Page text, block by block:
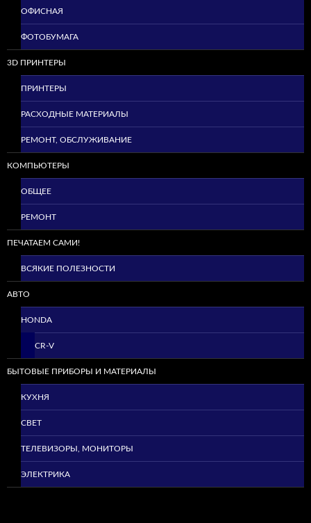
ОФИСНАЯ
ФОТОБУМАГА
3D ПРИНТЕРЫ
ПРИНТЕРЫ
РАСХОДНЫЕ МАТЕРИАЛЫ
РЕМОНТ, ОБСЛУЖИВАНИЕ
КОМПЬЮТЕРЫ
ОБЩЕЕ
РЕМОНТ
ПЕЧАТАЕМ САМИ!
ВСЯКИЕ ПОЛЕЗНОСТИ
АВТО
HONDA
CR-V
БЫТОВЫЕ ПРИБОРЫ И МАТЕРИАЛЫ
КУХНЯ
СВЕТ
ТЕЛЕВИЗОРЫ, МОНИТОРЫ
ЭЛЕКТРИКА